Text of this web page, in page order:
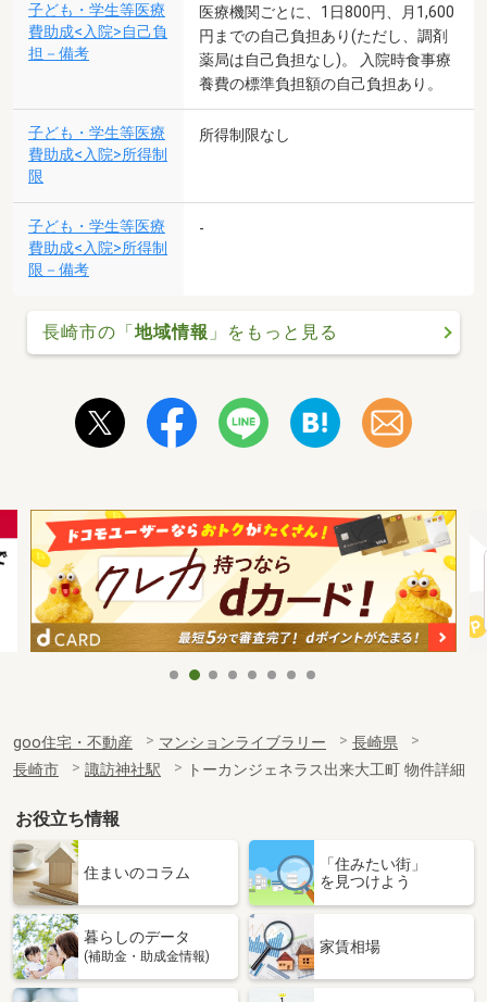
子ども・学生等医療
費助成<入院>自己負
担－備考
医療機関ごとに、1日800円、月1,600
円までの自己負担あり(ただし、調剤
薬局は自己負担なし)。 入院時食事療
養費の標準負担額の自己負担あり。
子ども・学生等医療
費助成<入院>所得制
限
所得制限なし
子ども・学生等医療
費助成<入院>所得制
限－備考
-
長崎市の「地域情報 」をもっと見る
goo住宅・不動産 マンションライブラリー
長崎県
長崎市
諏訪神社駅 トーカンジェネラス出来大工町 物件詳細
お役立ち情報
住まいのコラム
「住みたい街」
を見つけよう
暮らしのデータ
(補助金・助成金情報)
家賃相場